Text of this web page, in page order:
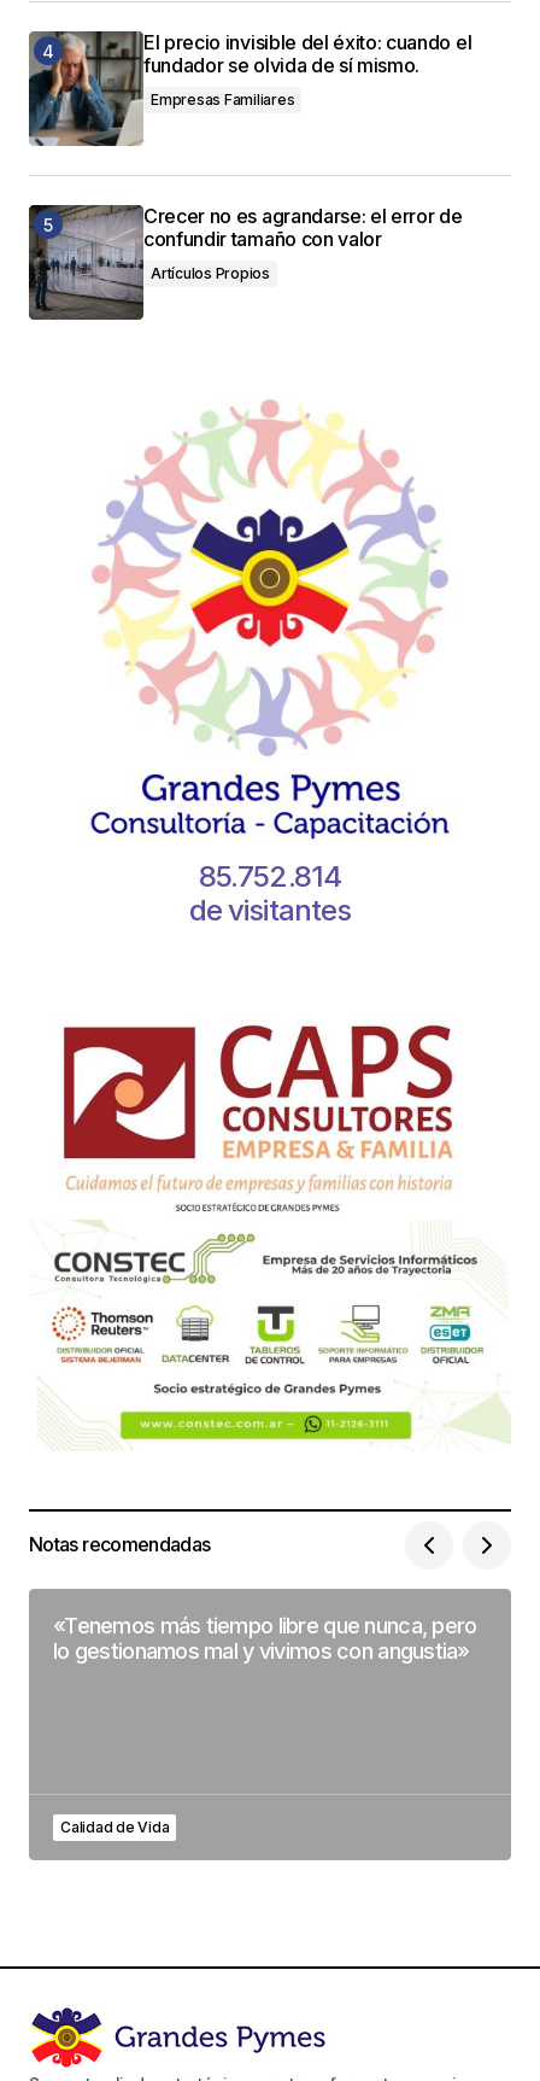
El precio invisible del éxito: cuando el
fundador se olvida de sí mismo.
Empresas Familiares
Crecer no es agrandarse: el error de
confundir tamaño con valor
Artículos Propios
85.752.814
de visitantes
Notas recomendadas
«Tenemos más tiempo libre que nunca, pero
lo gestionamos mal y vivimos con angustia»
Calidad de Vida